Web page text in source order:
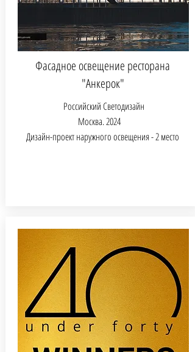
Фасадное освещение ресторана
"Анкерок"
Российский Светодизайн
Москва.2024
Дизайн-проект наружного освещения - 2 место